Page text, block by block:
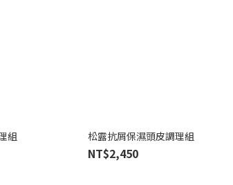
組 松露抗屑保濕頭皮調理組
NT$2,450